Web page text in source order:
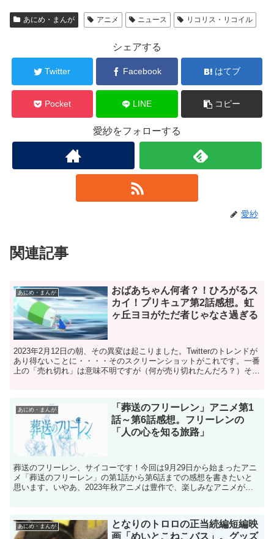
あにめ・まんが アニメ ニュース リコリス・リコイル
シェアする
Twitter Facebook はてブ
Pocket LINE コピー
愛紗をフォローする
愛紗
関連記事
あにめ・まんが
おばあちゃん何者？！ひろがるス
カイ！プリキュア第2話感想。虹
ヶ丘ヨヨがただ者じゃなさ過ぎる
2023年2月12日の朝、その異変は起こりました。Twitterのトレンドが
あり得ないことに・・・・そのスクリーンショットがこれです。一番
上の「売れ切れ」は意味不明ですが（何が売り切れたんだろ？）その
あにめ・まんが
「葬送のフリーレン」アニメ第1
話～第6話感想。フリーレンの
「人の心を知る旅路」
葬送のフリーレン、サイコーです！今回は9月29日から始まったアニ
メ「葬送のフリーレン」の第1話から第6話までの感想を書きたいと
思います。いやあ、2023年秋アニメは豊作で、楽しみなアニメがた
あにめ・まんが
となりのトロロの正当続編短編映
画「めいとこねこバス」。グッズ